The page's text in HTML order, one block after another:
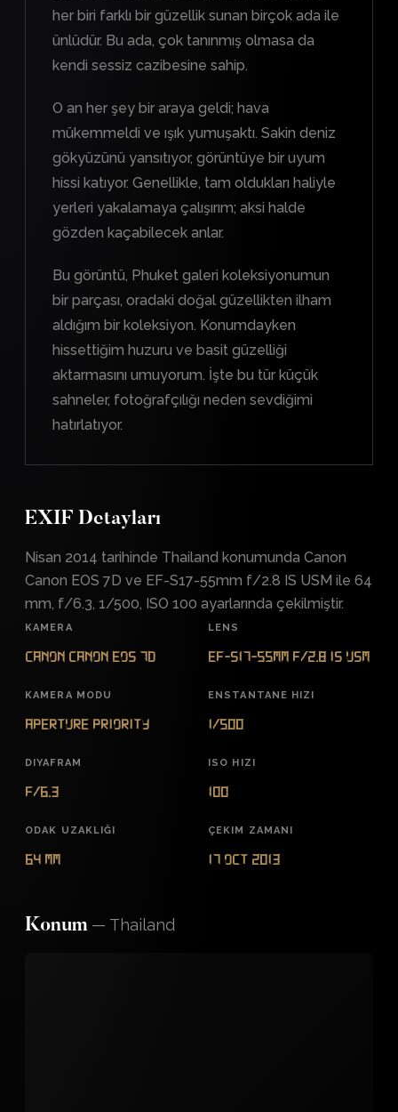
her biri farklı bir güzellik sunan birçok ada ile
ünlüdür. Bu ada, çok tanınmış olmasa da
kendi sessiz cazibesine sahip.
O an her şey bir araya geldi; hava
mükemmeldi ve ışık yumuşaktı. Sakin deniz
gökyüzünü yansıtıyor, görüntüye bir uyum
hissi katıyor. Genellikle, tam oldukları haliyle
yerleri yakalamaya çalışırım; aksi halde
gözden kaçabilecek anlar.
Bu görüntü, Phuket galeri koleksiyonumun
bir parçası, oradaki doğal güzellikten ilham
aldığım bir koleksiyon. Konumdayken
hissettiğim huzuru ve basit güzelliği
aktarmasını umuyorum. İşte bu tür küçük
sahneler, fotoğrafçılığı neden sevdiğimi
hatırlatıyor.
EXIF Detayları
Nisan 2014 tarihinde Thailand konumunda Canon
Canon EOS 7D ve EF-S17-55mm f/2.8 IS USM ile 64
mm, f/6.3, 1/500, ISO 100 ayarlarında çekilmiştir.
KAMERA
Canon Canon EOS 7D
LENS
EF-S17-55mm f/2.8 IS USM
KAMERA MODU
Aperture Priority
ENSTANTANE HIZI
1/500
DIYAFRAM
f/6.3
ISO HIZI
100
ODAK UZAKLIĞI
64 mm
ÇEKIM ZAMANI
17 Oct 2013
Konum — Thailand